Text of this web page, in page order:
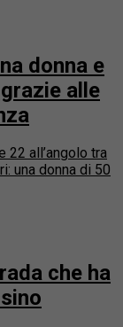
donna e
alle
22 all’angolo tra
una donna di 50
che ha